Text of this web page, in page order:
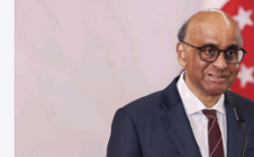
​وجاء هذا التعاقد بعد أداء لافت